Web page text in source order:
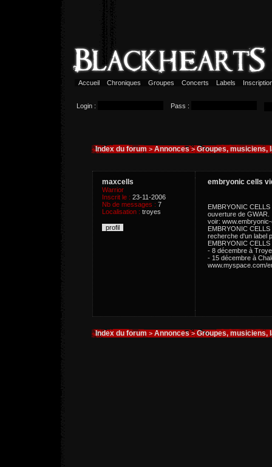
Accueil Chroniques Groupes Concerts Labels
Login : Pass :
Index du forum > Annonces>Groupes, musiciens,
maxcells
Warrior
Inscrit le : 23-11-2006
Nb de messages : 7
Localisation : troyes
profil
embryonic cells
EMBRYONIC
ouverture de GWAR.
voir:
EMBRYONIC
recherche d'un label
EMBRYONIC
- 8 décembre à
- 15 décembre à
www.myspace.com/
Index du forum > Annonces>Groupes, musiciens,